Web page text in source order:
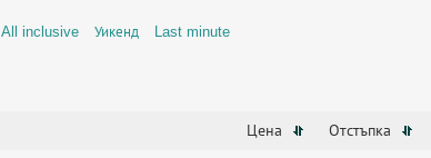
All inclusive Уикенд Last minute
Цена Отстъпка